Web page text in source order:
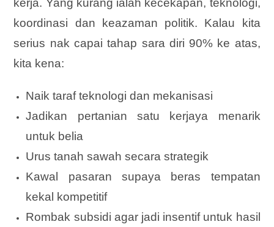
kerja. Yang kurang ialah kecekapan, teknologi,
koordinasi dan keazaman politik. Kalau kita
serius nak capai tahap sara diri 90% ke atas,
kita kena:
Naik taraf teknologi dan mekanisasi
Jadikan pertanian satu kerjaya menarik
untuk belia
Urus tanah sawah secara strategik
Kawal pasaran supaya beras tempatan
kekal kompetitif
Rombak subsidi agar jadi insentif untuk hasil